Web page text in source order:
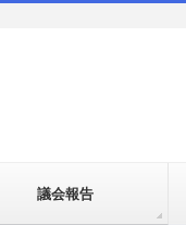
議会報告